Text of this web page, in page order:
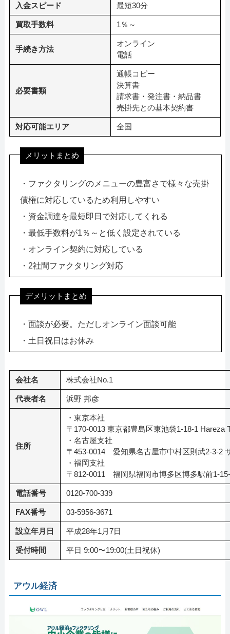
入金スピード 最短30分
買取手数料 1％～
手続き方法
オンライン
電話
必要書類
通帳コピー
決算書
請求書・発注書・納品書
売掛先との基本契約書
対応可能エリア 全国
メリットまとめ
・ファクタリングのメニューの豊富さで様々な売掛
債権に対応しているため利用しやすい
・資金調達を最短即日で対応してくれる
・最低手数料が1％～と低く設定されている
・オンライン契約に対応している
・2社間ファクタリング対応
デメリットまとめ
・面談が必要。ただしオンライン面談可能
・土日祝日はお休み
会社名 株式会社No.1
代表者名 浜野 邦彦
住所
・東京本社
〒170-0013 東京都豊島区東池袋1-18-1 Hareza
・名古屋支社
〒453-0014 愛知県名古屋市中村区則武2-3-2
・福岡支社
〒812-0011 福岡県福岡市博多区博多駅前1-
電話番号 0120-700-339
FAX番号 03-5956-3671
設立年月日 平成28年1月7日
受付時間 平日 9:00〜19:00(土日祝休)
アウル経済